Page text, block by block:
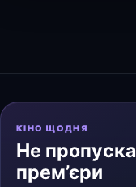
КІНО ЩОДНЯ
Не
прем’єри